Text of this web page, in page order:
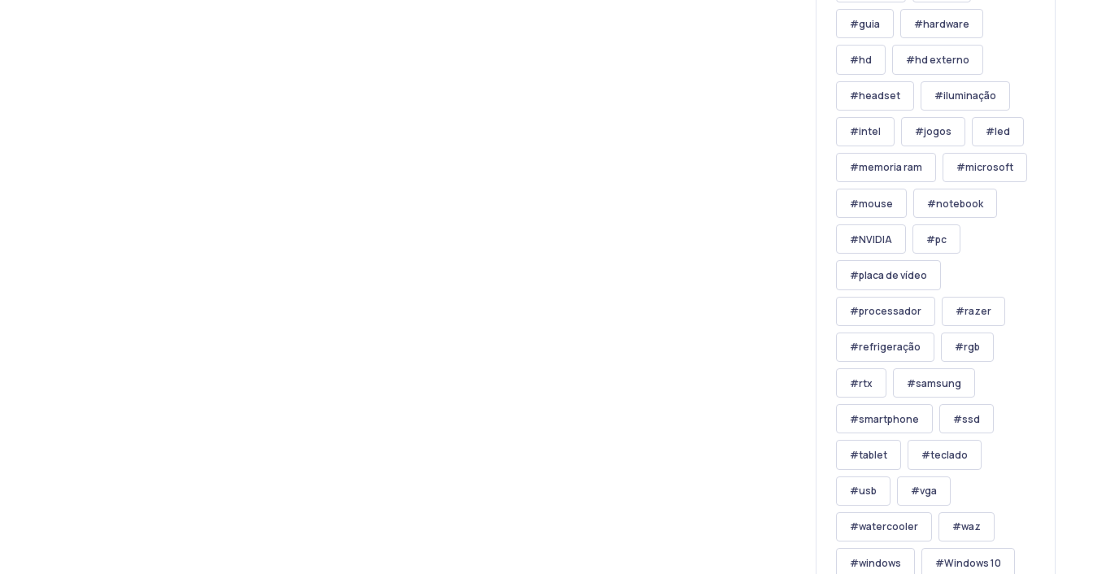
guia hardware
hd hd externo
headset iluminação
intel jogos led
memoria ram microsoft
mouse notebook
NVIDIA pc
placa de vídeo
processador razer
refrigeração rgb
rtx samsung
smartphone ssd
tablet teclado
usb vga
watercooler waz
windows Windows 10